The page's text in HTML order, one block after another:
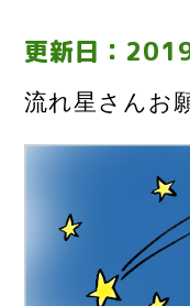
更新日：
流れ星さんお